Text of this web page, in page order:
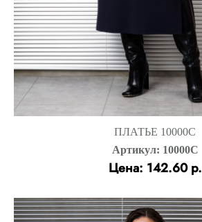
ПЛАТЬЕ 10000С
Артикул: 10000С
Цена: 142.60 р.